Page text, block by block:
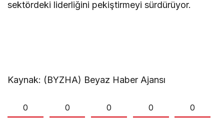
sektördeki liderliğini pekiştirmeyi sürdürüyor.
Kaynak: (BYZHA) Beyaz Haber Ajansı
0 0 0 0 0